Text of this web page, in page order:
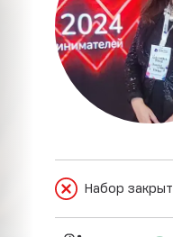
Набор закрыт